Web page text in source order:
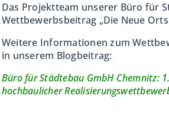
Das Projektteam unserer Büro für
Wettbewerbsbeitrag „Die Neue
Weitere Informationen zum
in unserem Blogbeitrag:
Büro für Städtebau GmbH Chemnitz:
hochbaulicher